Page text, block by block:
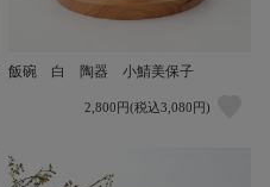
飯碗 白 陶器 小鯖美保子
2,800円(税込3,080円)